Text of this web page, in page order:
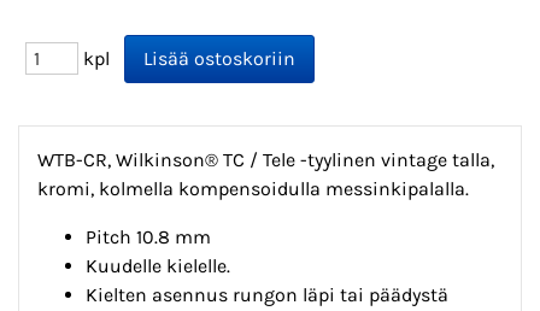
kpl
WTB-CR, Wilkinson® TC / Tele -tyylinen vintage talla,
kromi, kolmella kompensoidulla messinkipalalla.
Pitch 10.8 mm
Kuudelle kielelle.
Kielten asennus rungon läpi tai päädystä